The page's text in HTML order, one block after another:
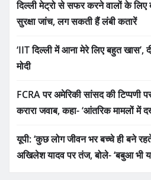
दिल्ली मेट्रो से सफर करने वालों के
सुरक्षा जांच, लग सकती हैं लंबी कतारें
‘IIT दिल्ली में आना मेरे लिए बहुत खास’,
मोदी
FCRA पर अमेरिकी सांसद की टिप्पणी
करारा जवाब, कहा- ‘आंतरिक मामलों में
यूपी: ‘कुछ लोग जीवन भर बच्चे ही बने
अखिलेश यादव पर तंज, बोले- ‘बबुआ भी